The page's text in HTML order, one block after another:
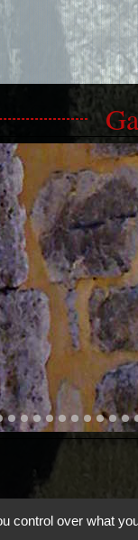
control over what